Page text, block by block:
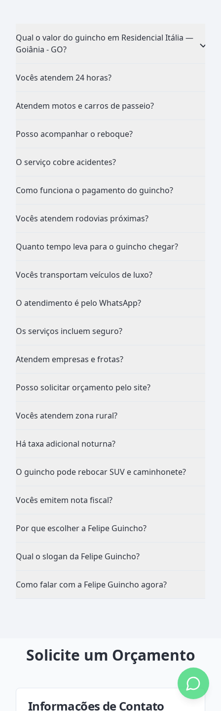
Qual o valor do guincho em Residencial Itália —
Goiânia - GO?
Vocês atendem 24 horas?
Atendem motos e carros de passeio?
Posso acompanhar o reboque?
O serviço cobre acidentes?
Como funciona o pagamento do guincho?
Vocês atendem rodovias próximas?
Quanto tempo leva para o guincho chegar?
Vocês transportam veículos de luxo?
O atendimento é pelo WhatsApp?
Os serviços incluem seguro?
Atendem empresas e frotas?
Posso solicitar orçamento pelo site?
Vocês atendem zona rural?
Há taxa adicional noturna?
O guincho pode rebocar SUV e caminhonete?
Vocês emitem nota fiscal?
Por que escolher a Felipe Guincho?
Qual o slogan da Felipe Guincho?
Como falar com a Felipe Guincho agora?
Solicite um Orçamento
Informações de Contato